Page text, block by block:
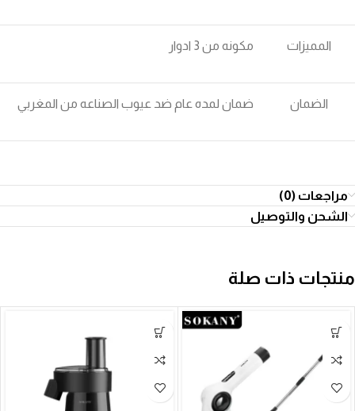
المميزات مكونه من 3 ادوار
الضمان ضمان لمده عام ضد عيوب الصناعه من المغربي
مراجعات (0)
الشحن والتوصيل
منتجات ذات صلة